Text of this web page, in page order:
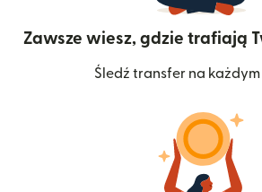
Zawsze wiesz, gdzie trafiają
Śledź transfer na